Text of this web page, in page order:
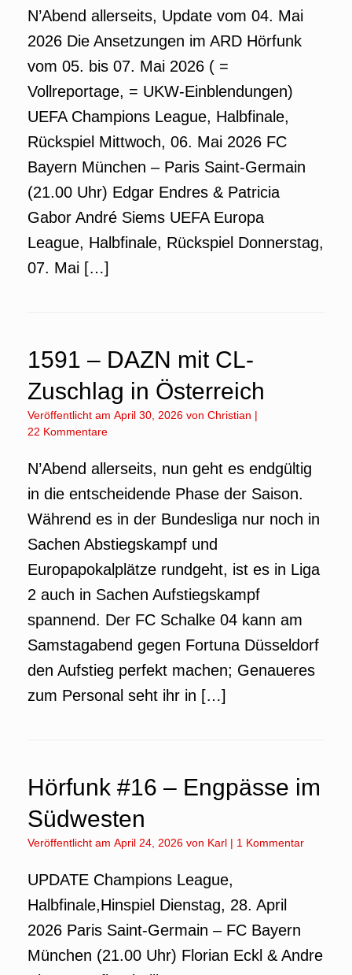
N’Abend allerseits, Update vom 04. Mai
2026 Die Ansetzungen im ARD Hörfunk
vom 05. bis 07. Mai 2026 ( =
Vollreportage, = UKW-Einblendungen)
UEFA Champions League, Halbfinale,
Rückspiel Mittwoch, 06. Mai 2026 FC
Bayern München – Paris Saint-Germain
(21.00 Uhr) Edgar Endres & Patricia
Gabor André Siems UEFA Europa
League, Halbfinale, Rückspiel Donnerstag,
07. Mai […]
1591 – DAZN mit CL-
Zuschlag in Österreich
Veröffentlicht am April 30, 2026 von Christian |
22 Kommentare
N’Abend allerseits, nun geht es endgültig
in die entscheidende Phase der Saison.
Während es in der Bundesliga nur noch in
Sachen Abstiegskampf und
Europapokalplätze rundgeht, ist es in Liga
2 auch in Sachen Aufstiegskampf
spannend. Der FC Schalke 04 kann am
Samstagabend gegen Fortuna Düsseldorf
den Aufstieg perfekt machen; Genaueres
zum Personal seht ihr in […]
Hörfunk #16 – Engpässe im
Südwesten
Veröffentlicht am April 24, 2026 von Karl | 1 Kommentar
UPDATE Champions League,
Halbfinale,Hinspiel Dienstag, 28. April
2026 Paris Saint-Germain – FC Bayern
München (21.00 Uhr) Florian Eckl & Andre